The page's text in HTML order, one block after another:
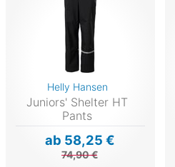
Helly Hansen
Juniors' Shelter HT
Pants
ab 58,25 €
74,90 €